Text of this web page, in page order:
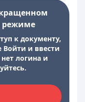
режиме
к документу,
и ввести
логина и